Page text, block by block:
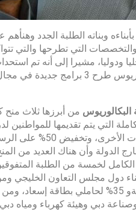
وبناته الطلبة الجدد
التي تطرحها والتي
ودوليا، مشيرا إلى أنه تم
الجديد في سبتمبر المقبل، تتضمن في مرحلة
البكالوريوس من أبرزها ثلاث
التي يتم تقديمها للمواطنين
للدراسة في برامج
وخارج الدولة وأن هناك العديد
و10% للمواطنين وأبناء دول مجلس
دبي وهيئة كهرباء ومياه دبي